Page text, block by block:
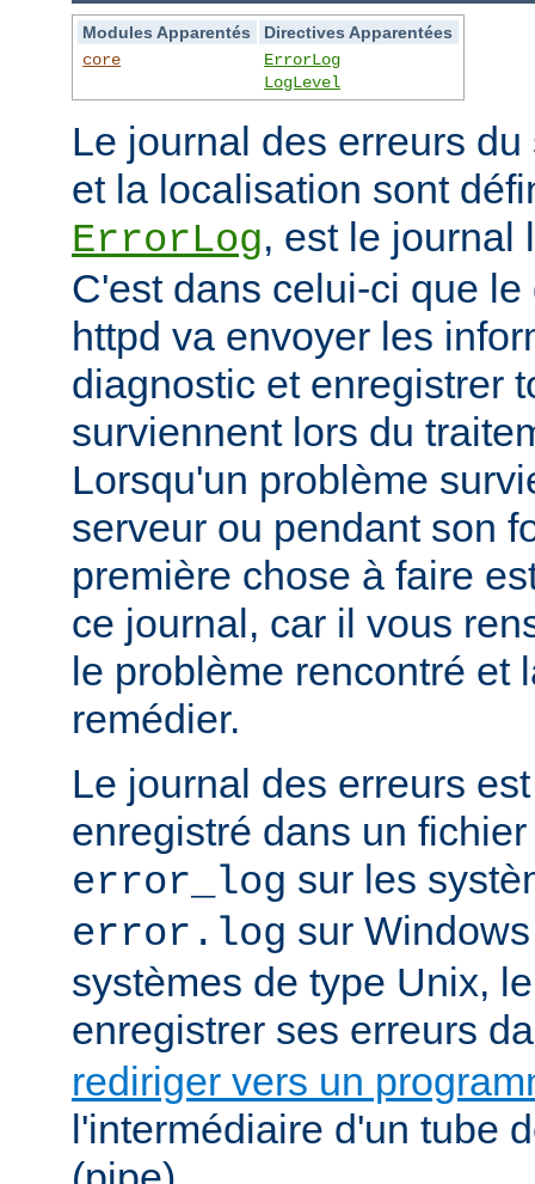
Modules Apparentés
Directives Apparentées
core
ErrorLog
LogLevel
Le journal des erreurs
et la localisation sont
ErrorLog, est le journal
C'est dans celui-ci que
httpd va envoyer les
diagnostic et enregistrer
surviennent lors du
Lorsqu'un problème
serveur ou pendant son
première chose à faire
ce journal, car il vous
le problème rencontré et
remédier.
Le journal des erreurs
enregistré dans un
error_log sur les
error.log sur
systèmes de type Unix,
enregistrer ses erreurs
rediriger vers un
l'intermédiaire d'un tube